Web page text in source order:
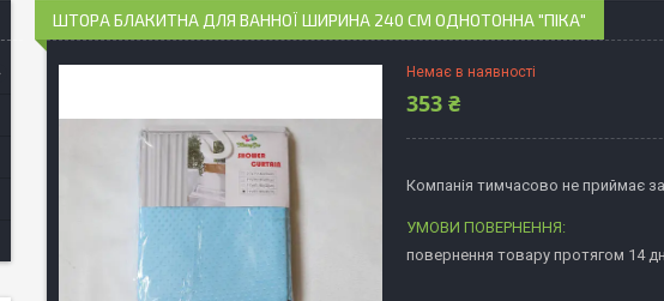
ШТОРА БЛАКИТНА ДЛЯ ВАННОЇ ШИРИНА 240 СМ ОДНОТОННА "ПІКА"
Немає в наявності
353 ₴
Компанія тимчасово не приймає
повернення товару протягом 14